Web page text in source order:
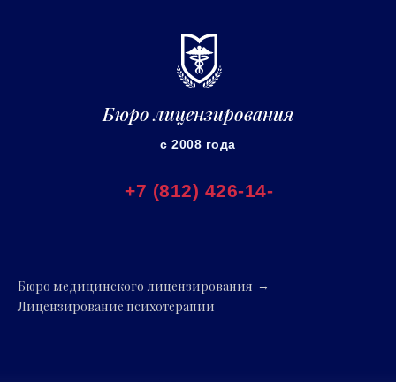
Бюро лицензирования
с 2008 года
+7 (812) 426-14-
Бюро медицинского лицензирования →
Лицензирование психотерапии